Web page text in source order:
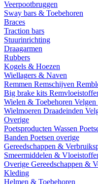
Veerpootbruggen
Sway bars & Toebehoren
Braces
Traction bars
Stuurinrichting
Draagarmen
Rubbers
Kogels & Hoezen
Wiellagers & Naven
Remmen Remschijven
Big brake kits
Wielen & Toebehoren Velgen
Wielmoeren Draadeinden
Overige
Poetsproducten Wassen
Banden Poetsen overige
Gereedschappen &
Smeermiddelen &
Overige Gereedschappen &
Kleding
Helmen & Toebehoren